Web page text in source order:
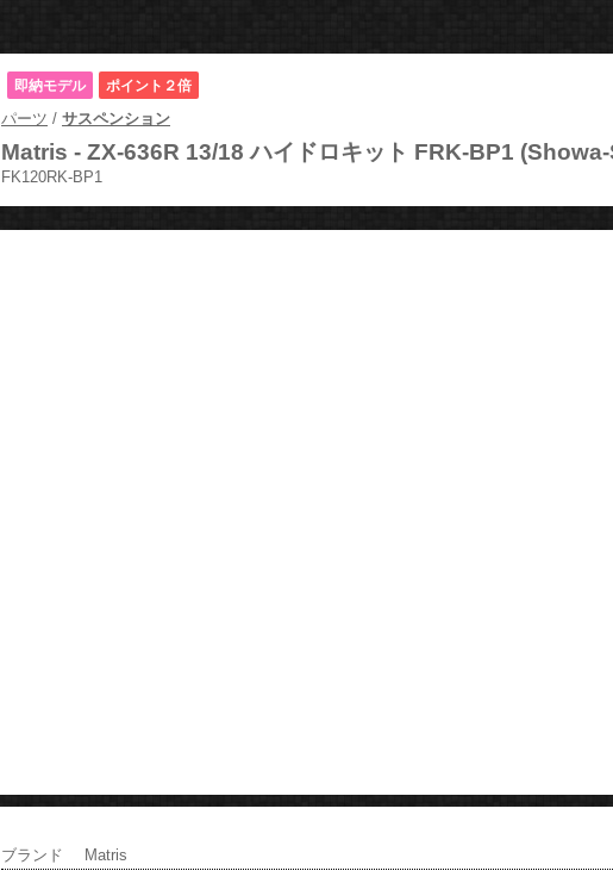
即納モデル ポイント２倍
パーツ / サスペンション
Matris - ZX-636R 13/18 ハイドロキット FRK-BP1
FK120RK-BP1
ブランド
Matris